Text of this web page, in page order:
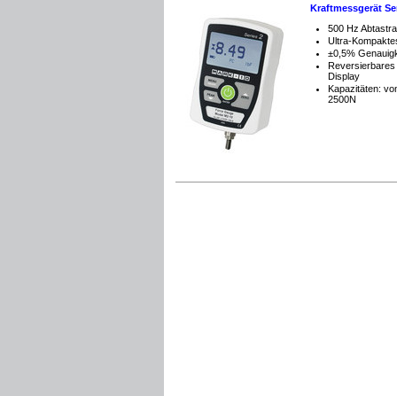
Kraftmessgerät
500 Hz
Ultra-
±0,5%
Display
Kapazitäten:
2500N